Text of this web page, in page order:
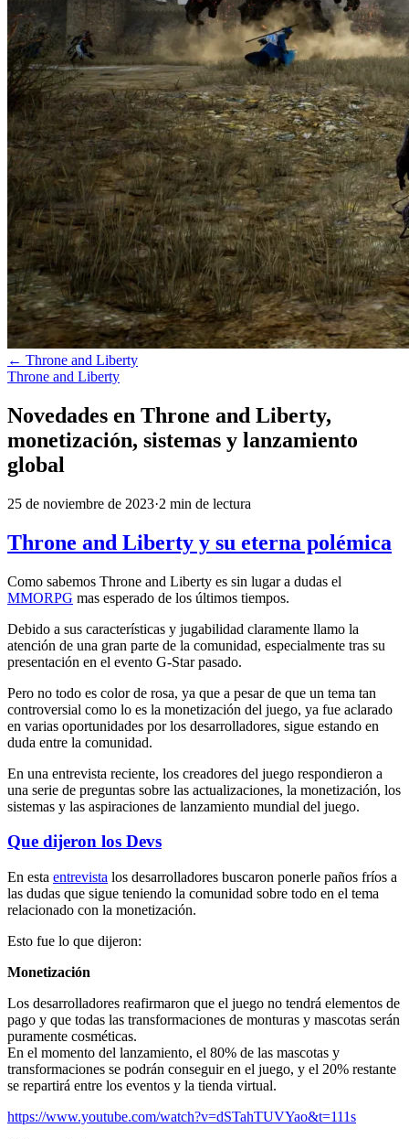
← Throne and Liberty
Throne and Liberty
Novedades en Throne and Liberty,
monetización, sistemas y lanzamiento
global
25 de noviembre de 2023·2 min de lectura
Throne and Liberty y su eterna polémica
Como sabemos Throne and Liberty es sin lugar a dudas el
MMORPG mas esperado de los últimos tiempos.
Debido a sus características y jugabilidad claramente llamo la
atención de una gran parte de la comunidad, especialmente tras su
presentación en el evento G-Star pasado.
Pero no todo es color de rosa, ya que a pesar de que un tema tan
controversial como lo es la monetización del juego, ya fue aclarado
en varias oportunidades por los desarrolladores, sigue estando en
duda entre la comunidad.
En una entrevista reciente, los creadores del juego respondieron a
una serie de preguntas sobre las actualizaciones, la monetización, los
sistemas y las aspiraciones de lanzamiento mundial del juego.
Que dijeron los Devs
En esta entrevista los desarrolladores buscaron ponerle paños fríos a
las dudas que sigue teniendo la comunidad sobre todo en el tema
relacionado con la monetización.
Esto fue lo que dijeron:
Monetización
Los desarrolladores reafirmaron que el juego no tendrá elementos de
pago y que todas las transformaciones de monturas y mascotas serán
puramente cosméticas.
En el momento del lanzamiento, el 80% de las mascotas y
transformaciones se podrán conseguir en el juego, y el 20% restante
se repartirá entre los eventos y la tienda virtual.
https://www.youtube.com/watch?v=dSTahTUVYao&t=111s